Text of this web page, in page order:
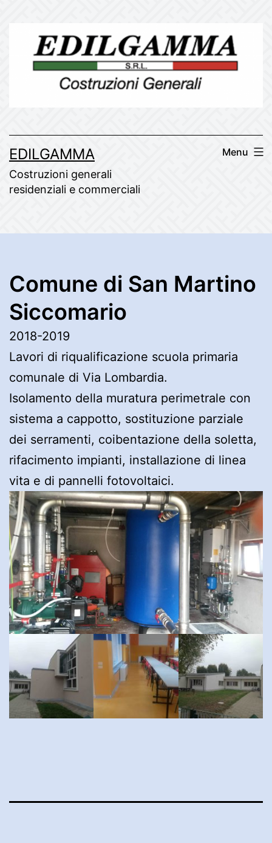
content
EDILGAMMA
Costruzioni generali
residenziali e commerciali
Menu
Comune di San Martino
Siccomario
2018-2019
Lavori di riqualificazione scuola primaria
comunale di Via Lombardia.
Isolamento della muratura perimetrale con
sistema a cappotto, sostituzione parziale
dei serramenti, coibentazione della soletta,
rifacimento impianti, installazione di linea
vita e di pannelli fotovoltaici.